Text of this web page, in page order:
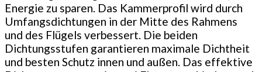
Energie zu sparen. Das Kammerprofil wird durch
Umfangsdichtungen in der Mitte des Rahmens
und des Flügels verbessert. Die beiden
Dichtungsstufen garantieren maximale Dichtheit
und besten Schutz innen und außen. Das effektive